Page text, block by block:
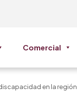
Comercial
en la región